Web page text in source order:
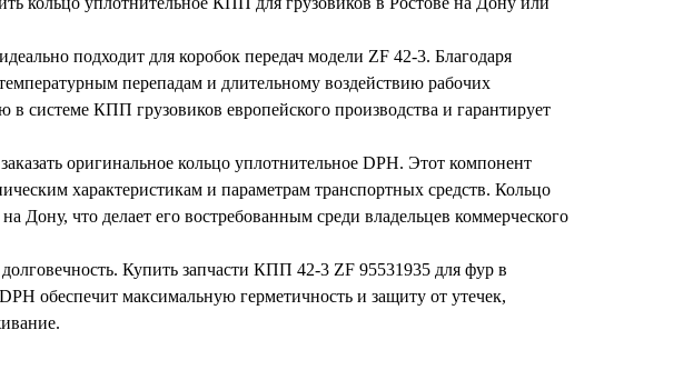
подходит для коробок передач модели ZF 42-3. Благодаря
перепадам и длительному воздействию рабочих
системе КПП грузовиков европейского производства и гарантирует
оригинальное кольцо уплотнительное DPH. Этот компонент
характеристикам и параметрам транспортных средств. Кольцо
Дону, что делает его востребованным среди владельцев коммерческого
Купить запчасти КПП 42-3 ZF 95531935 для фур в
обеспечит максимальную герметичность и защиту от утечек,